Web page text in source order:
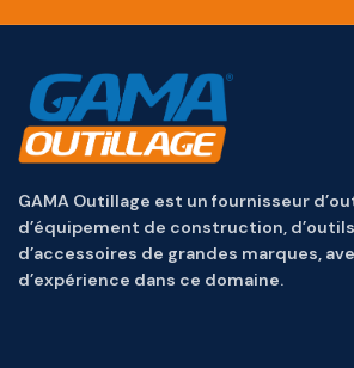
GAMA Outillage est un fournisseur
d’équipement de construction,
d’accessoires de grandes marques,
d’expérience dans ce domaine.